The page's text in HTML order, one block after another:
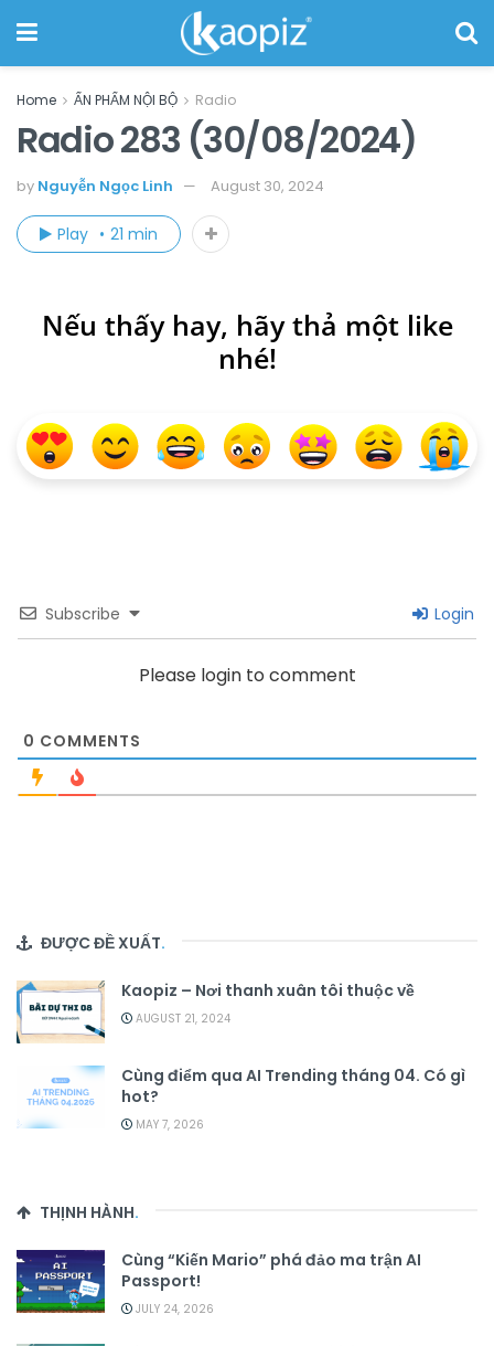
Home ẤN PHẨM NỘI BỘ Radio
Radio 283 (30/08/2024)
by Nguyễn Ngọc Linh August 30, 2024
Play 21 min
Nếu thấy hay, hãy thả một like
nhé!
Subscribe Login
Please login to comment
0 COMMENTS
ĐƯỢC ĐỀ XUẤT.
Kaopiz – Nơi thanh xuân tôi thuộc về
AUGUST 21, 2024
Cùng điểm qua AI Trending tháng 04. Có gì
hot?
MAY 7, 2026
THỊNH HÀNH.
Cùng “Kiến Mario” phá đảo ma trận AI
Passport!
JULY 24, 2026